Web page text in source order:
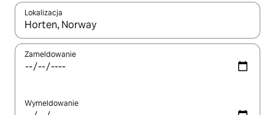
Lokalizacja
Gdy wyniki będą dostępne, możesz poruszać się po nich za
Zameldowanie
Wymeldowanie